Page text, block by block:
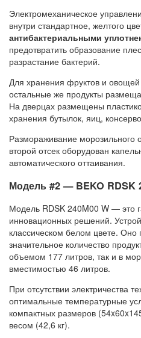
Электромеханическое
внутри стандартное, желтого
антибактериальными
предотвратить образование
разрастание бактерий.
Для хранения фруктов и
остальные же продукты
На дверцах размещены
хранения бутылок, яиц,
Размораживание морозильного
второй отсек оборудован
автоматического оттаивания.
Модель #2 — BEKO RDSK
Модель RDSK 240M00 W — это
инновационных решений.
классическом белом цвете. Оно
значительное количество
объемом 177 литров, так и в
вместимостью 46 литров.
При отсутствии электричества
оптимальные температурные
компактных размеров
весом (42,6 кг).